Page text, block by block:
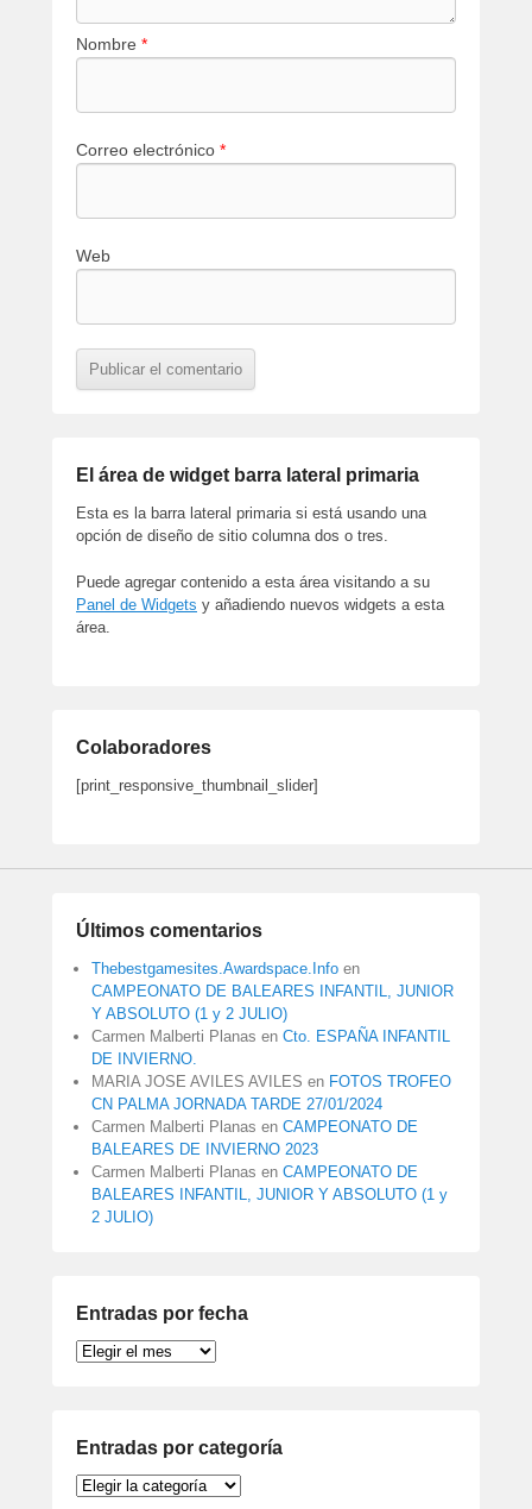
Nombre *
Correo electrónico *
Web
El área de widget barra lateral primaria
Esta es la barra lateral primaria si está usando una
opción de diseño de sitio columna dos o tres.
Puede agregar contenido a esta área visitando a su
Panel de Widgets y añadiendo nuevos widgets a esta
área.
Colaboradores
[print_responsive_thumbnail_slider]
Últimos comentarios
Thebestgamesites.Awardspace.Info en
CAMPEONATO DE BALEARES INFANTIL, JUNIOR
Y ABSOLUTO (1 y 2 JULIO)
Carmen Malberti Planas en Cto. ESPAÑA INFANTIL
DE INVIERNO.
MARIA JOSE AVILES AVILES en FOTOS TROFEO
CN PALMA JORNADA TARDE 27/01/2024
Carmen Malberti Planas en CAMPEONATO DE
BALEARES DE INVIERNO 2023
Carmen Malberti Planas en CAMPEONATO DE
BALEARES INFANTIL, JUNIOR Y ABSOLUTO (1 y
2 JULIO)
Entradas por fecha
Entradas
Entradas por categoría
Entradas